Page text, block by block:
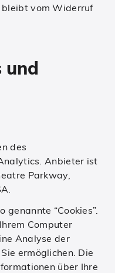
vom Widerruf
und
des
Anbieter ist
Parkway,
“Cookies”.
Computer
Analyse der
ermöglichen. Die
über Ihre